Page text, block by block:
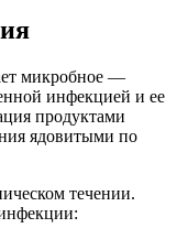
микробное —
инфекцией и ее
продуктами
ядовитыми по
течении.